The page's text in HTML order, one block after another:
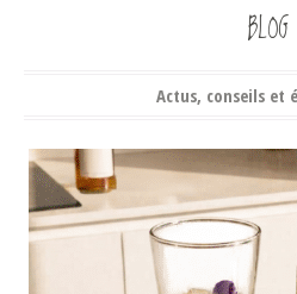
BLOG
Actus, conseils et